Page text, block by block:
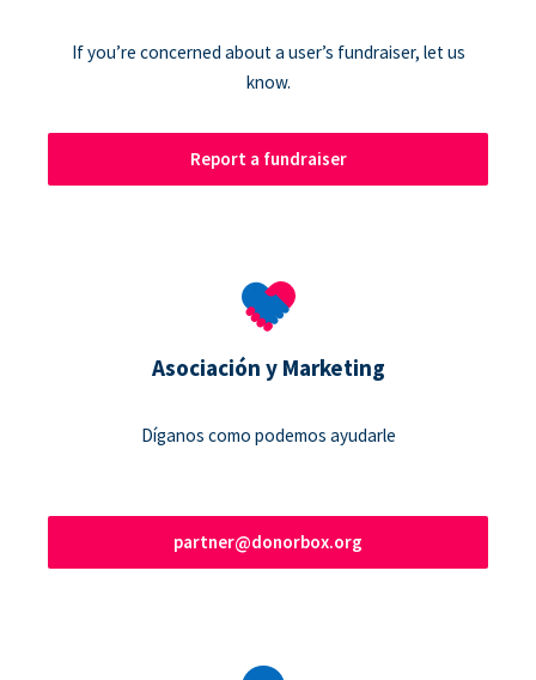
If you’re concerned about a user’s fundraiser, let us
know.
Report a fundraiser
Asociación y Marketing
Díganos como podemos ayudarle
partner@donorbox.org